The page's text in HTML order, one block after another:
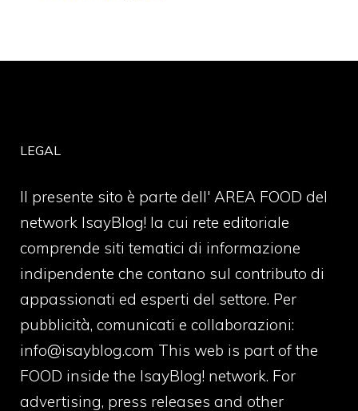
LEGAL
Il presente sito è parte dell' AREA FOOD del
network IsayBlog! la cui rete editoriale
comprende siti tematici di informazione
indipendente che contano sul contributo di
appassionati ed esperti del settore. Per
pubblicità, comunicati e collaborazioni:
info@isayblog.com This web is part of the
FOOD inside the IsayBlog! network. For
advertising, press releases and other